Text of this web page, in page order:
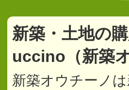
新築・土地の
uccino（新築
新築オウチーノ